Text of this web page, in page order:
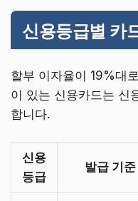
신용등급별 카
할부 이자율이 19%대
이 있는 신용카드는 신
합니다.
신용
등급
발급 기준